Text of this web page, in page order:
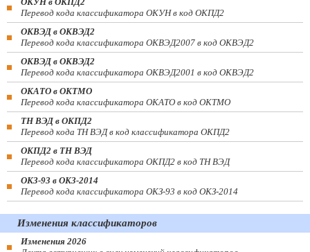
Перевод кода классификатора ОКУН в код ОКПД2
ОКВЭД в ОКВЭД2
Перевод кода классификатора ОКВЭД2007 в код ОКВЭД2
ОКВЭД в ОКВЭД2
Перевод кода классификатора ОКВЭД2001 в код ОКВЭД2
ОКАТО в ОКТМО
Перевод кода классификатора ОКАТО в код ОКТМО
ТН ВЭД в ОКПД2
Перевод кода ТН ВЭД в код классификатора ОКПД2
ОКПД2 в ТН ВЭД
Перевод кода классификатора ОКПД2 в код ТН ВЭД
ОКЗ-93 в ОКЗ-2014
Перевод кода классификатора ОКЗ-93 в код ОКЗ-2014
Изменения классификаторов
Изменения 2026